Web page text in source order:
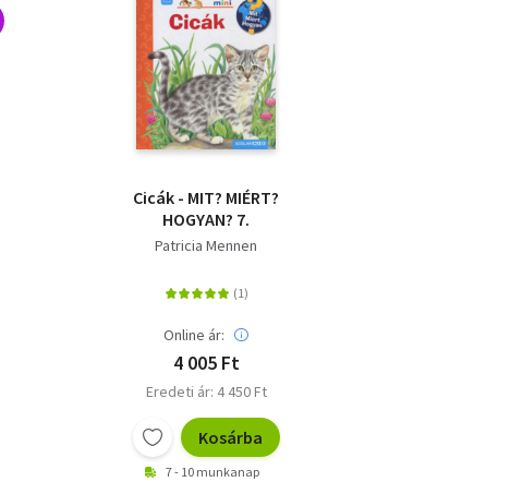
Cicák - MIT? MIÉRT?
HOGYAN? 7.
Patricia Mennen
Online ár:
4 005 Ft
Eredeti ár: 4 450 Ft
Kosárba
7 - 10 munkanap